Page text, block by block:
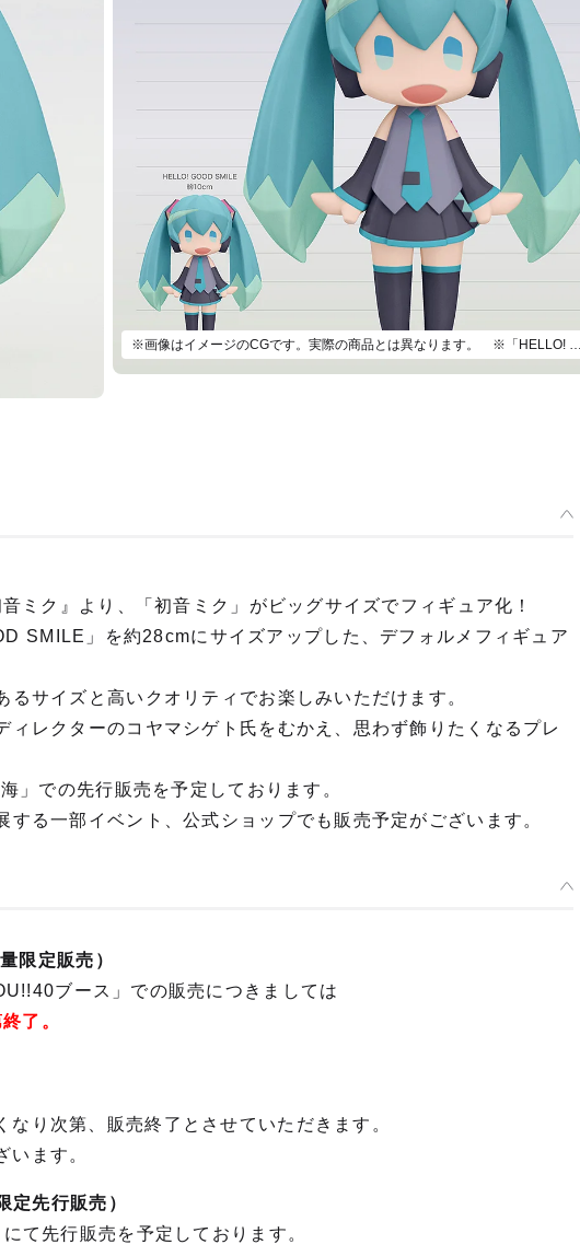
※画像はイメージのCGです。実際の商品とは異なります。 ※「HELLO! GOOD SMILE 初音ミク」はサイズ比較用です。本商品には付属いたしません。
ミク』より、「初音ミク」がビッグサイズでフィギュア化！
SMILE」を約28cmにサイズアップした、デフォルメフィギュア
サイズと高いクオリティでお楽しみいただけます。
ィレクターのコヤマシゲト氏をむかえ、思わず飾りたくなるプレ
」での先行販売を予定しております。
る一部イベント、公式ショップでも販売予定がございます。
限定販売）
ブース」での販売につきましては
了。
り次第、販売終了とさせていただきます。
ます。
先行販売）
て先行販売を予定しております。